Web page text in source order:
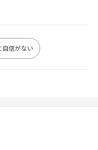
自信がない